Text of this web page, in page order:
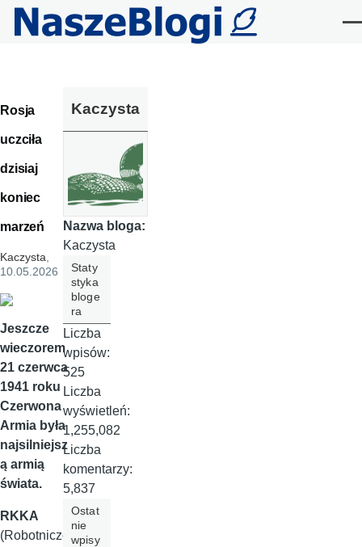
Przejdź do treści
Rosja
uczciła
dzisiaj
koniec
marzeń
Kaczysta,
10.05.2026
Jeszcze
wieczorem
21 czerwca
1941 roku
Czerwona
Armia była
najsilniejsz
ą armią
świata.
RKKA
(Robotniczo
Kaczysta
Nazwa bloga:
Kaczysta
Staty
styka
bloge
ra
Liczba
wpisów:
525
Liczba
wyświetleń:
1,255,082
Liczba
komentarzy:
5,837
Ostat
nie
wpisy